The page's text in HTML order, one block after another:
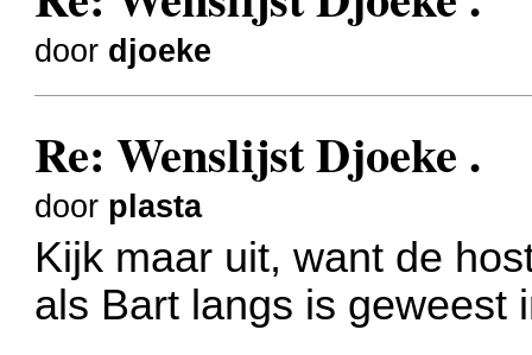
door djoeke
Re: Wenslijst Djoeke .
door plasta
Kijk maar uit, want de
als Bart langs is geweest